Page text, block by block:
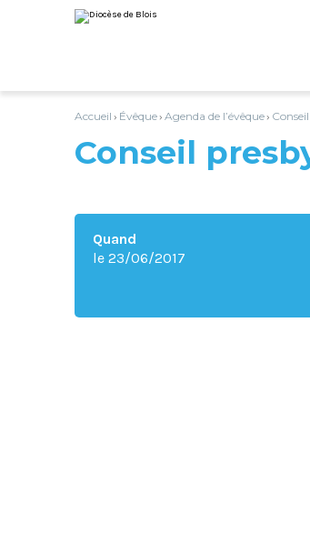
au
contenu.
personnels
Accueil › Évêque› Agenda de l’évêque›
Conseil
Quand
le 23/06/2017